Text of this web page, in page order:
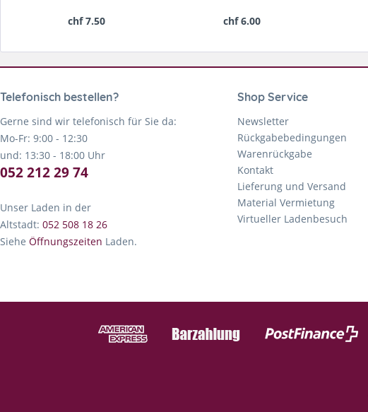
chf 7.50 chf 6.00
Telefonisch bestellen?
Gerne sind wir telefonisch für Sie da:
Mo-Fr: 9:00 - 12:30
und: 13:30 - 18:00 Uhr
052 212 29 74
Unser Laden in der
Altstadt: 052 508 18 26
Siehe Öffnungszeiten Laden.
Shop Service
Newsletter
Rückgabebedingungen
Warenrückgabe
Kontakt
Lieferung und Versand
Material Vermietung
Virtueller Ladenbesuch